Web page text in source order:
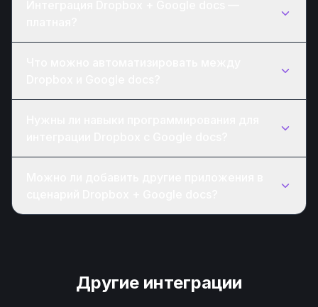
Другие интеграции